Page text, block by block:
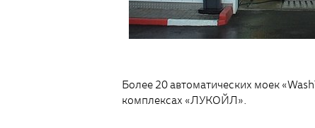
Более 20 автоматических моек
комплексах «ЛУКОЙЛ».